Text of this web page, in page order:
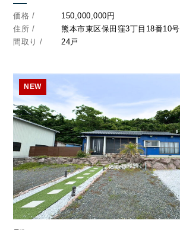
BUY 売買物件
SELL 物件の売却
価格 /
150,000,000円
住所 /
熊本市東区保田窪3丁目18番10号
間取り /
24戸
NEW